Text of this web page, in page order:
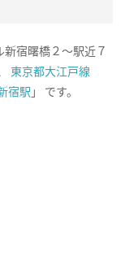
新宿曙橋２～駅近７
東京都大江戸線
宿駅 」 です。